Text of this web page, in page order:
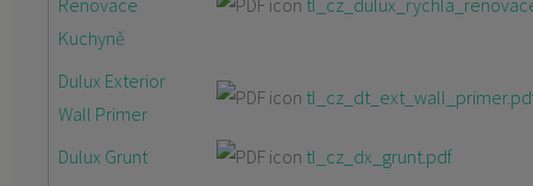
Renovace
Kuchyně
Dulux Exterior
Wall Primer
Dulux Grunt
tl_cz_dx_grunt.pdf